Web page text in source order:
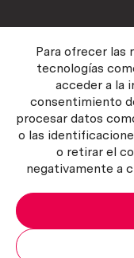
Para ofrecer las
tecnologías
acceder a la
consentimiento
procesar datos
o las
o retirar el
negativamente a
Política del servicio
Copyright ©2026